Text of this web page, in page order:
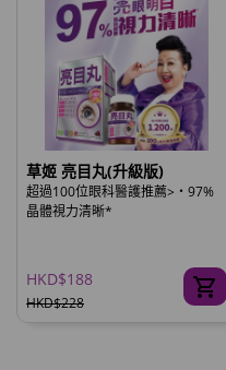
草姬 亮目丸(升級版)
超過100位眼科醫護推薦>‧97%
晶體視力清晰*
HKD$188
HKD$228